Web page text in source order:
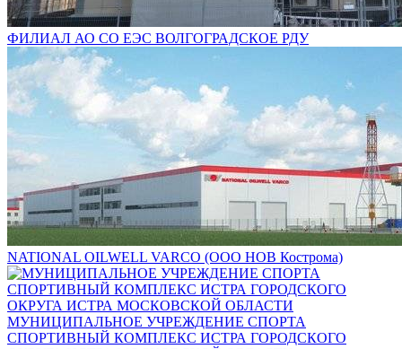
ФИЛИАЛ АО СО ЕЭС ВОЛГОГРАДСКОЕ РДУ
NATIONAL OILWELL VARCO (ООО НОВ Кострома)
МУНИЦИПАЛЬНОЕ УЧРЕЖДЕНИЕ СПОРТА
СПОРТИВНЫЙ КОМПЛЕКС ИСТРА ГОРОДСКОГО